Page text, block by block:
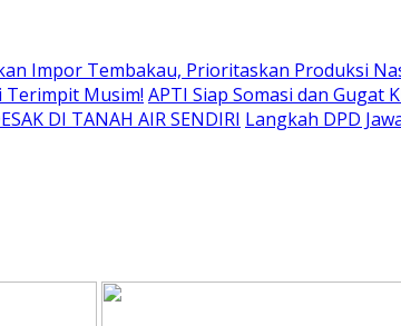
Impor Tembakau, Prioritaskan Produksi
Terimpit Musim! APTI Siap Somasi dan Gugat
DI TANAH AIR SENDIRI Langkah DPD